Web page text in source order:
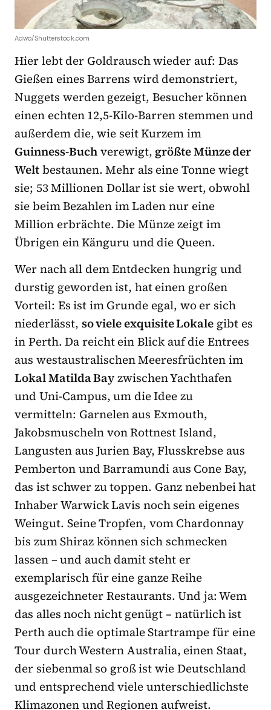
Adwo/Shutterstock.com
Hier lebt der Goldrausch wieder auf: Das
Gießen eines Barrens wird demonstriert,
Nuggets werden gezeigt, Besucher können
einen echten 12,5-Kilo-Barren stemmen und
außerdem die, wie seit Kurzem im
Guinness-Buchverewigt, größte Münze der
Weltbestaunen. Mehr als eine Tonne wiegt
sie; 53 Millionen Dollar ist sie wert, obwohl
sie beim Bezahlen im Laden nur eine
Million erbrächte. Die Münze zeigt im
Übrigen ein Känguru und die Queen.
Wer nach all dem Entdecken hungrig und
durstig geworden ist, hat einen großen
Vorteil: Es ist im Grunde egal, wo er sich
niederlässt, so viele exquisite Lokale gibt es
in Perth. Da reicht ein Blick auf die Entrees
aus westaustralischen Meeresfrüchten im
Lokal Matilda Bayzwischen Yachthafen
und Uni-Campus, um die Idee zu
vermitteln: Garnelen aus Exmouth,
Jakobsmuscheln von Rottnest Island,
Langusten aus Jurien Bay, Flusskrebse aus
Pemberton und Barramundi aus Cone Bay,
das ist schwer zu toppen. Ganz nebenbei hat
Inhaber Warwick Lavis noch sein eigenes
Weingut. Seine Tropfen, vom Chardonnay
bis zum Shiraz können sich schmecken
lassen – und auch damit steht er
exemplarisch für eine ganze Reihe
ausgezeichneter Restaurants. Und ja: Wem
das alles noch nicht genügt – natürlich ist
Perth auch die optimale Startrampe für eine
Tour durch Western Australia, einen Staat,
der siebenmal so groß ist wie Deutschland
und entsprechend viele unterschiedlichste
Klimazonen und Regionen aufweist.